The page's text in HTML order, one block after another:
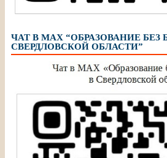
ЧАТ В МАХ “ОБРАЗОВАНИЕ БЕЗ
СВЕРДЛОВСКОЙ ОБЛАСТИ”